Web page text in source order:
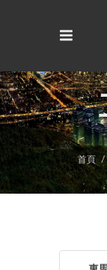
首頁